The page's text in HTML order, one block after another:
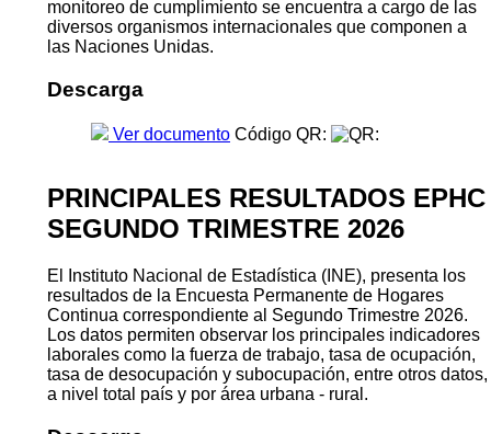
monitoreo de cumplimiento se encuentra a cargo de las
diversos organismos internacionales que componen a
las Naciones Unidas.
Descarga
Ver documento Código QR:
PRINCIPALES RESULTADOS EPHC
SEGUNDO TRIMESTRE 2026
El Instituto Nacional de Estadística (INE), presenta los
resultados de la Encuesta Permanente de Hogares
Continua correspondiente al Segundo Trimestre 2026.
Los datos permiten observar los principales indicadores
laborales como la fuerza de trabajo, tasa de ocupación,
tasa de desocupación y subocupación, entre otros datos,
a nivel total país y por área urbana - rural.